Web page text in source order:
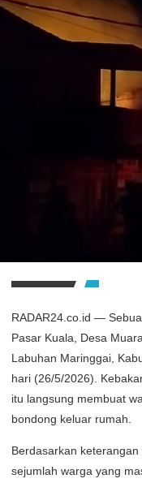
RADAR24.co.id —
Pasar Kuala, Desa
Labuhan Maringgai,
hari (26/5/2026).
itu langsung membuat
bondong keluar rumah.
Berdasarkan
sejumlah warga yang